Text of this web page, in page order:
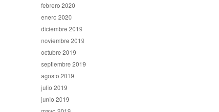
febrero 2020
enero 2020
diciembre 2019
noviembre 2019
octubre 2019
septiembre 2019
agosto 2019
julio 2019
junio 2019